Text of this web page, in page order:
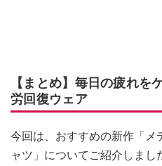
【まとめ】毎日の疲れを
労回復ウェア
今回は、おすすめの新作「メ
ャツ」についてご紹介しまし